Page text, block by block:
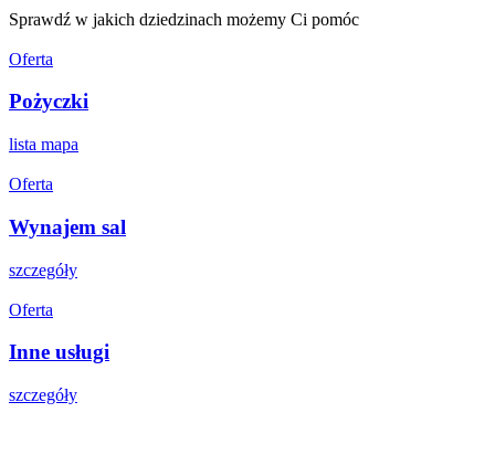
Sprawdź w jakich dziedzinach możemy Ci pomóc
Oferta
Pożyczki
lista mapa
Oferta
Wynajem sal
szczegóły
Oferta
Inne usługi
szczegóły